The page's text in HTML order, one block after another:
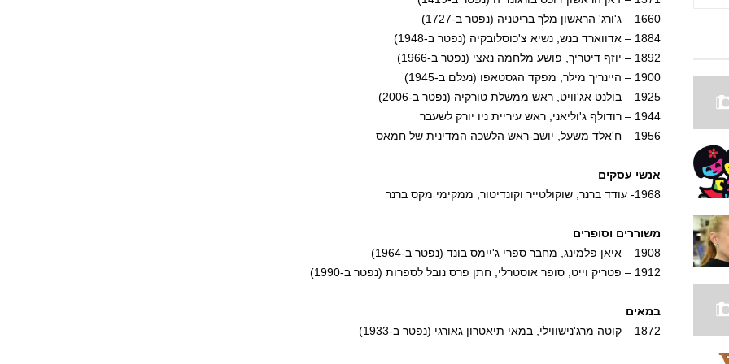
1660 – ג'ורג' הראשון מלך בריטניה (נפטר ב-1727)
1884 – אדווארד בנש, נשיא צ'כוסלובקיה (נפטר ב-1948)
1892 – יוזף דיטריך, פושע מלחמה נאצי (נפטר ב-1966)
1900 – היינריך מילר, מפקד הגסטאפו (נעלם ב-1945)
1925 – בולנט אג'וויט, ראש ממשלת טורקיה (נפטר ב-2006)
1944 – רודולף ג'וליאני, ראש עיריית ניו יורק לשעבר
1956 – ח'אלד משעל, יושב-ראש הלשכה המדינית של חמאס
אנשי עסקים
1968- עודד ברנר, שוקולטייר וקונדיטור, ממקימי מקס ברנר
משוררים וסופרים
1908 – איאן פלמינג, מחבר ספרי ג'יימס בונד (נפטר ב-1964)
1912 – פטריק וייט, סופר אוסטרלי, חתן פרס נובל לספרות (נפטר ב-1990)
במאים
1872 – קוטה מרג'נישווילי, במאי תיאטרון גאורגי (נפטר ב-1933)